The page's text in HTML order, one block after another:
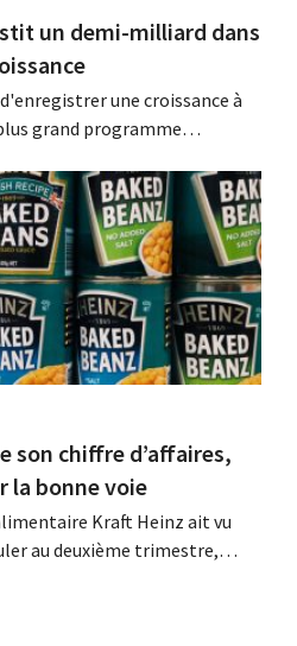
un demi-milliard dans
une croissance à
grand programme
: « Nous devons saisir
son chiffre d’affaires,
la bonne voie
Kraft Heinz ait vu
au deuxième trimestre,